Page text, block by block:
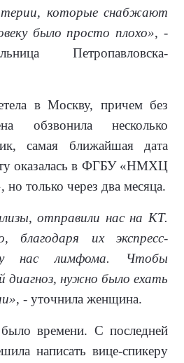
которые снабжают
было просто плохо», -
Петропавловска-
в Москву, причем без
обзвонила несколько
самая ближайшая дата
оказалась в ФГБУ «НМХЦ
только через два месяца.
отправили нас на КТ.
благодаря их экспресс-
нас лимфома. Чтобы
диагноз, нужно было ехать
, - уточнила женщина.
времени. С последней
написать вице-спикеру